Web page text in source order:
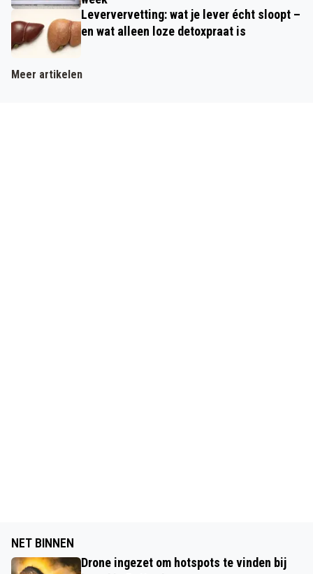
Leververvetting: wat je lever écht sloopt –
en wat alleen loze detoxpraat is
Meer artikelen
NET BINNEN
Drone ingezet om hotspots te vinden bij